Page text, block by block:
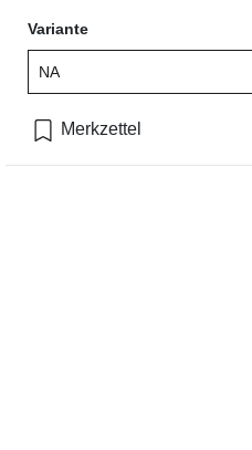
Variante
Merkzettel